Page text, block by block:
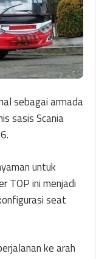
sebagai armada
sasis Scania
untuk
TOP ini menjadi
seat
ke arah